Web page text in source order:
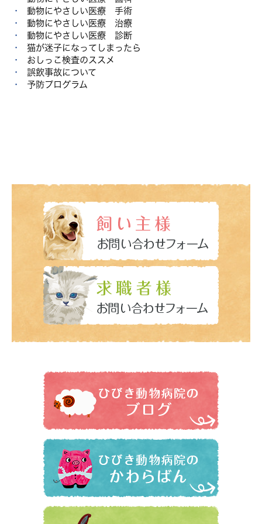
動物にやさしい医療 手術
動物にやさしい医療 治療
動物にやさしい医療 診断
猫が迷子になってしまったら
おしっこ検査のススメ
誤飲事故について
予防プログラム